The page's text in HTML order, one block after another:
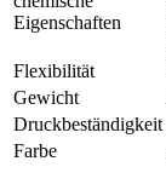
Eigenschaften
Flexibilität
Gewicht
Druckbeständigkeit
Farbe